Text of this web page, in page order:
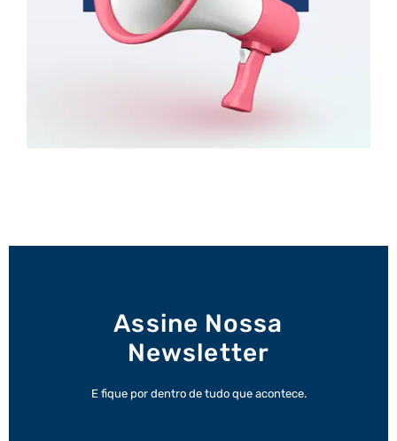
Assine Nossa
Newsletter
E fique por dentro de tudo que acontece.